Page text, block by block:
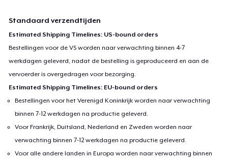
Standaard verzendtijden
Estimated Shipping Timelines: US-bound orders
Bestellingen voor de VS worden naar verwachting binnen 4-7
werkdagen geleverd, nadat de bestelling is geproduceerd en aan de
vervoerder is overgedragen voor bezorging.
Estimated Shipping Timelines: EU-bound orders
Bestellingen voor het Verenigd Koninkrijk worden naar verwachting
binnen 7-12 werkdagen na productie geleverd.
Voor Frankrijk, Duitsland, Nederland en Zweden worden naar
verwachting binnen 7-12 werkdagen na productie geleverd.
Voor alle andere landen in Europa worden naar verwachting binnen